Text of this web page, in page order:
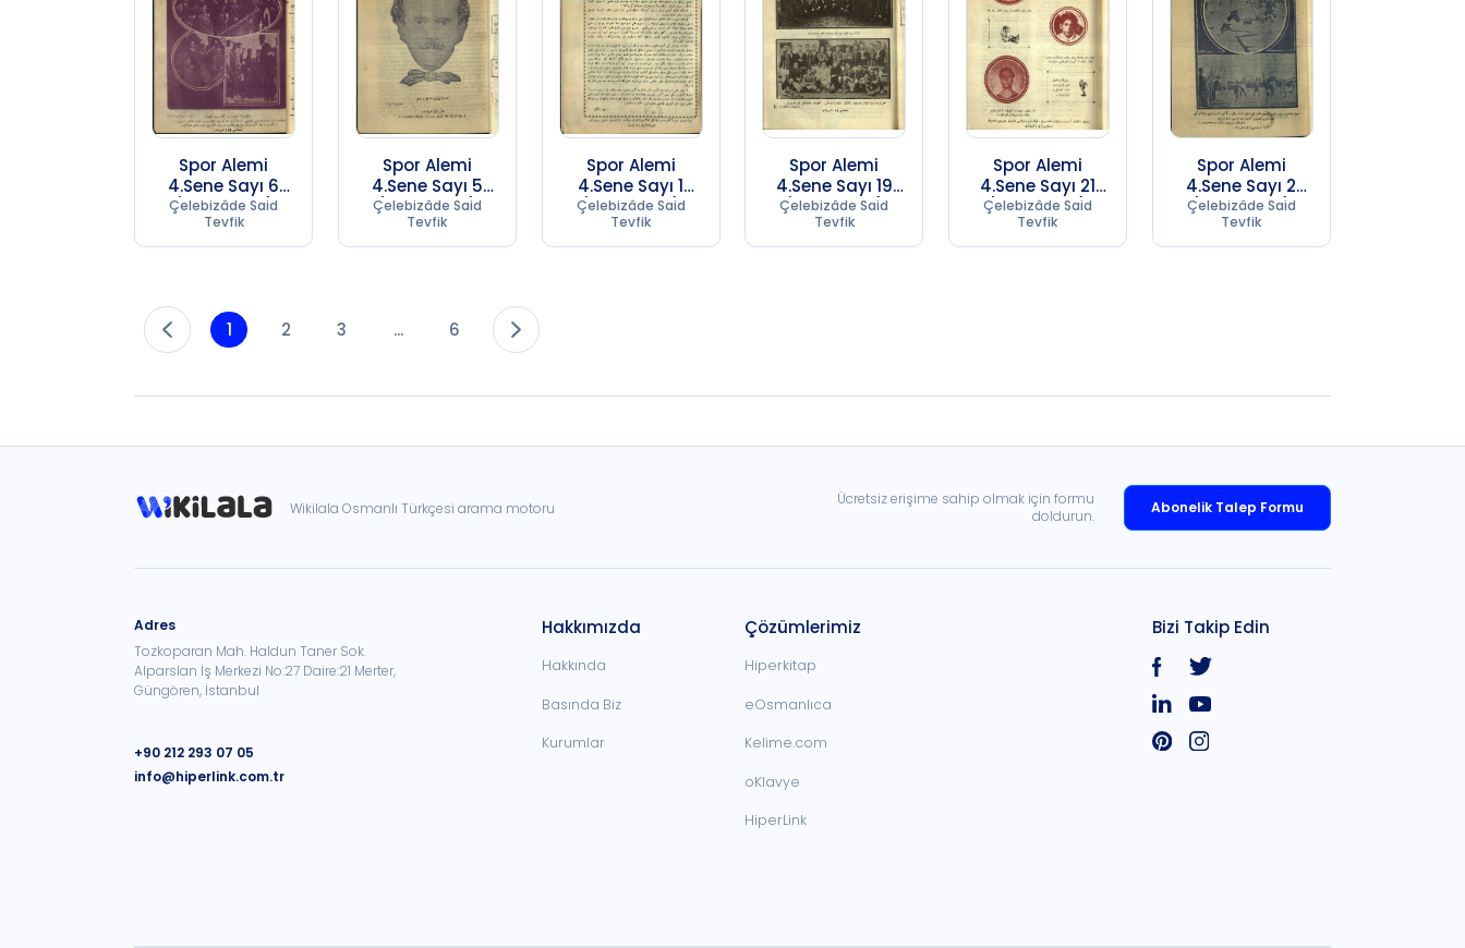
Spor Alemi
4.Sene Sayı 6
(1957 SC 17)
Çelebizâde Said
Tevfik
Spor Alemi
4.Sene Sayı 5
(1957 SC 17)
Çelebizâde Said
Tevfik
Spor Alemi
4.Sene Sayı 1
(1957 SC 17)
Çelebizâde Said
Tevfik
Spor Alemi
4.Sene Sayı 19
(1957 SC 17)
Çelebizâde Said
Tevfik
Spor Alemi
4.Sene Sayı 21
(1957 SC 17)
Çelebizâde Said
Tevfik
Spor Alemi
4.Sene Sayı 2
(1957 SC 17)
Çelebizâde Said
Tevfik
1 2 3 ... 6
Wikilala Osmanlı Türkçesi arama motoru
Ücretsiz erişime sahip olmak için formu
doldurun.
Abonelik Talep Formu
Adres
Tozkoparan Mah. Haldun Taner Sok.
Alparslan İş Merkezi No:27 Daire:21 Merter,
Güngören, İstanbul
+90 212 293 07 05
info@hiperlink.com.tr
Hakkımızda
Hakkında
Basında Biz
Kurumlar
Çözümlerimiz
Hiperkitap
eOsmanlıca
Kelime.com
oKlavye
HiperLink
Bizi Takip Edin